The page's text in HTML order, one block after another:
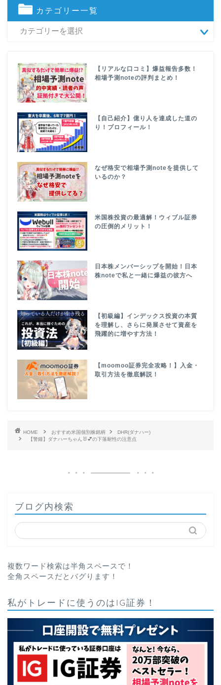
カテゴリー一覧
【リアルな口コミ】爆益報告多数！
相場予測noteの評判まとめ！
【自己紹介】億り人を達成した道の
り！プロフィール！
なぜ格安で相場予測noteを提供して
いるのか？
米国株投資の最適解！ウィブル証券
の圧倒的メリット！
日本株メンバーシップを開始！日本
株noteで私と一緒に爆益の彼方へ
【初級編】インデックス投資の本質
を理解し、さらに発展させて資産を
飛躍的に増やす方法！
【moomoo証券完全攻略！】入金・
取引方法を徹底解説！
HOME おすすめ米国個別株銘柄
DHR(ダナハー)
【警鐘】ダナハーちゃん🐰💕の下落耐性の注意点
ブログ内検索
複数ワード検索は半角スペースで！
全角スペースだとバグります！
私がトレードに使うのはIG証券！